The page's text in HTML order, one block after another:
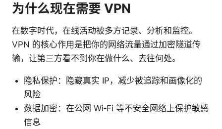
为什么现在需要 VPN
在数字时代，在线活动被多方记录、分析和监控。
VPN 的核心作用是把你的网络流量通过加密隧道传
输，让第三方看不到你在做什么、去往何处。
隐私保护：隐藏真实 IP，减少被追踪和画像化的
风险
数据加密：在公网 Wi‑Fi 等不安全网络上保护敏感
信息